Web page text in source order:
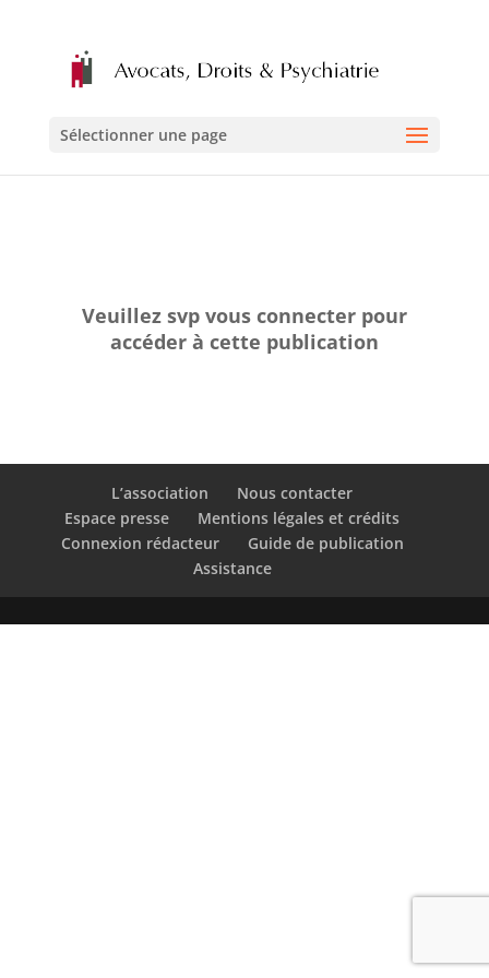
Sélectionner une page
Veuillez svp vous connecter pour
accéder à cette publication
L’association
Nous contacter
Espace presse
Mentions légales et crédits
Connexion rédacteur
Guide de publication
Assistance